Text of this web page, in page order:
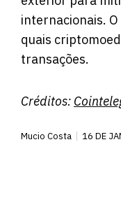
internacionais.
quais
transações.
Créditos:
Mucio Costa 16 DE